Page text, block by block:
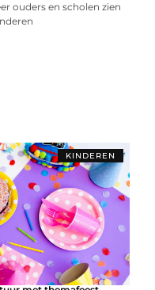
ouders en scholen zien
KINDEREN